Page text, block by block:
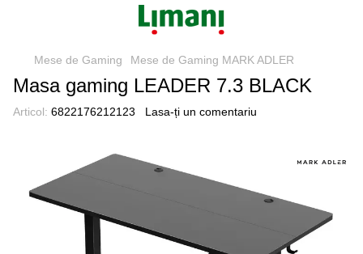
Mese de Gaming Mese de Gaming MARK ADLER
Masa gaming LEADER 7.3 BLACK
Articol: 6822176212123 Lasa-ți un comentariu